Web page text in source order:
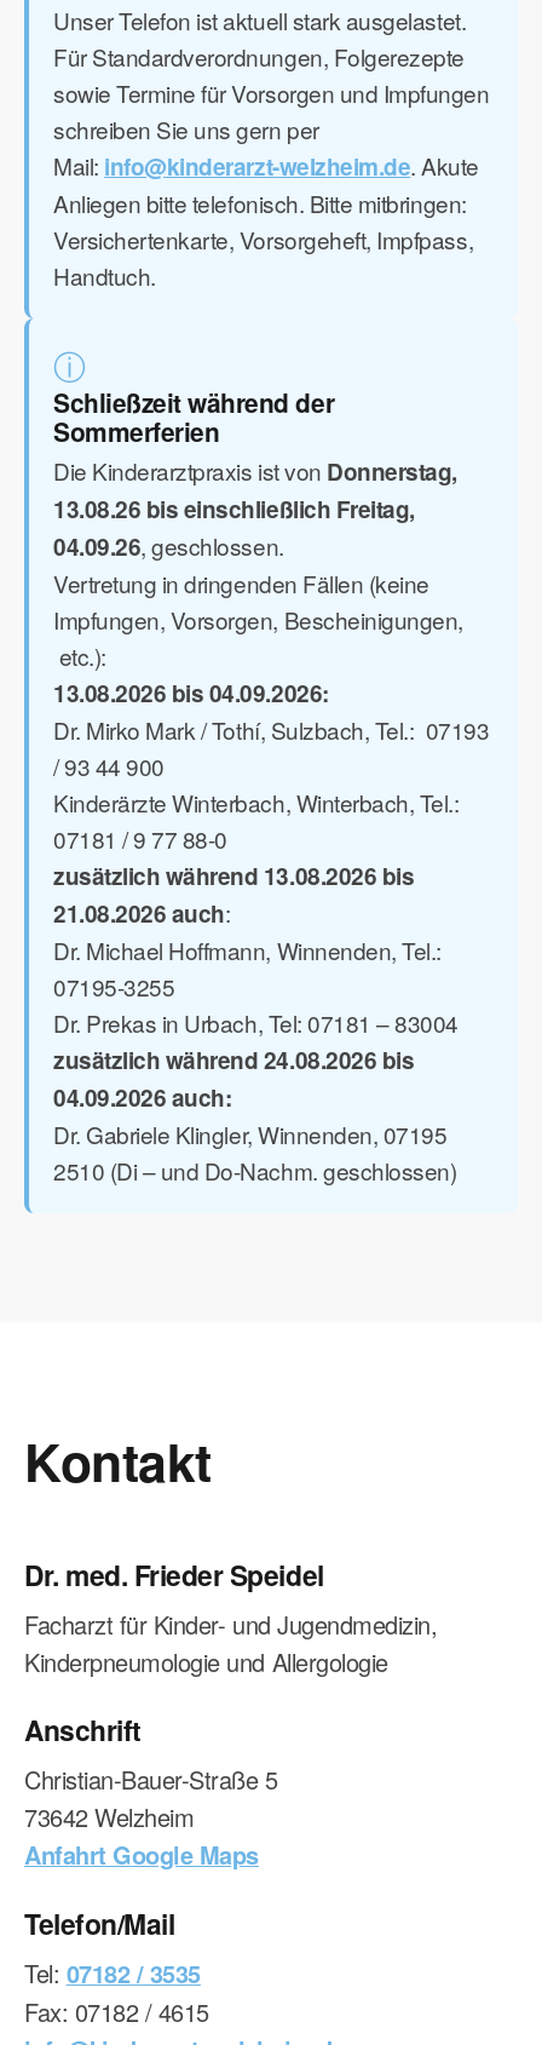
Unser Telefon ist aktuell stark ausgelastet.
Für Standardverordnungen, Folgerezepte
sowie Termine für Vorsorgen und Impfungen
schreiben Sie uns gern per
Mail: info@kinderarzt-welzheim.de. Akute
Anliegen bitte telefonisch. Bitte mitbringen:
Versichertenkarte, Vorsorgeheft, Impfpass,
Handtuch.
ⓘ
Schließzeit während der
Sommerferien
Die Kinderarztpraxis ist von Donnerstag,
13.08.26 bis einschließlich Freitag,
04.09.26, geschlossen.
Vertretung in dringenden Fällen (keine
Impfungen, Vorsorgen, Bescheinigungen,
etc.):
13.08.2026 bis 04.09.2026:
Dr. Mirko Mark / Tothí, Sulzbach, Tel.: 07193
/ 93 44 900
Kinderärzte Winterbach, Winterbach, Tel.:
07181 / 9 77 88-0
zusätzlich während 13.08.2026 bis
21.08.2026 auch:
Dr. Michael Hoffmann, Winnenden, Tel.:
07195-3255
Dr. Prekas in Urbach, Tel: 07181 – 83004
zusätzlich während 24.08.2026 bis
04.09.2026 auch:
Dr. Gabriele Klingler, Winnenden, 07195
2510 (Di – und Do-Nachm. geschlossen)
Kontakt
Dr. med. Frieder Speidel
Facharzt für Kinder- und Jugendmedizin,
Kinderpneumologie und Allergologie
Anschrift
Christian-Bauer-Straße 5
73642 Welzheim
Anfahrt Google Maps
Telefon/Mail
Tel: 07182 / 3535
Fax: 07182 / 4615